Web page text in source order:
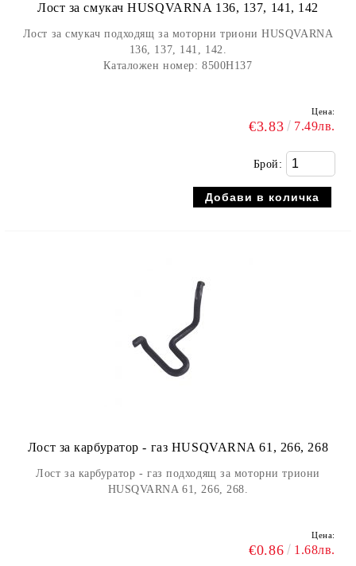
Лост за смукач HUSQVARNA 136, 137, 141, 142
Лост за смукач подходящ за моторни триони HUSQVARNA
136, 137, 141, 142.
Каталожен номер:8500H137
Цена:
€3.83 7.49лв.
Брой:
Лост за карбуратор - газ HUSQVARNA 61, 266, 268
Лост за карбуратор - газ подходящ за моторни триони
HUSQVARNA 61, 266, 268.
Цена:
€0.86 1.68лв.